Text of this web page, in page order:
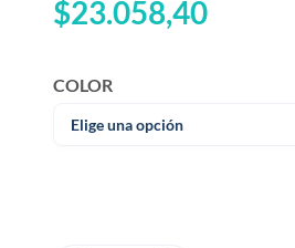
$23.058,40
COLOR